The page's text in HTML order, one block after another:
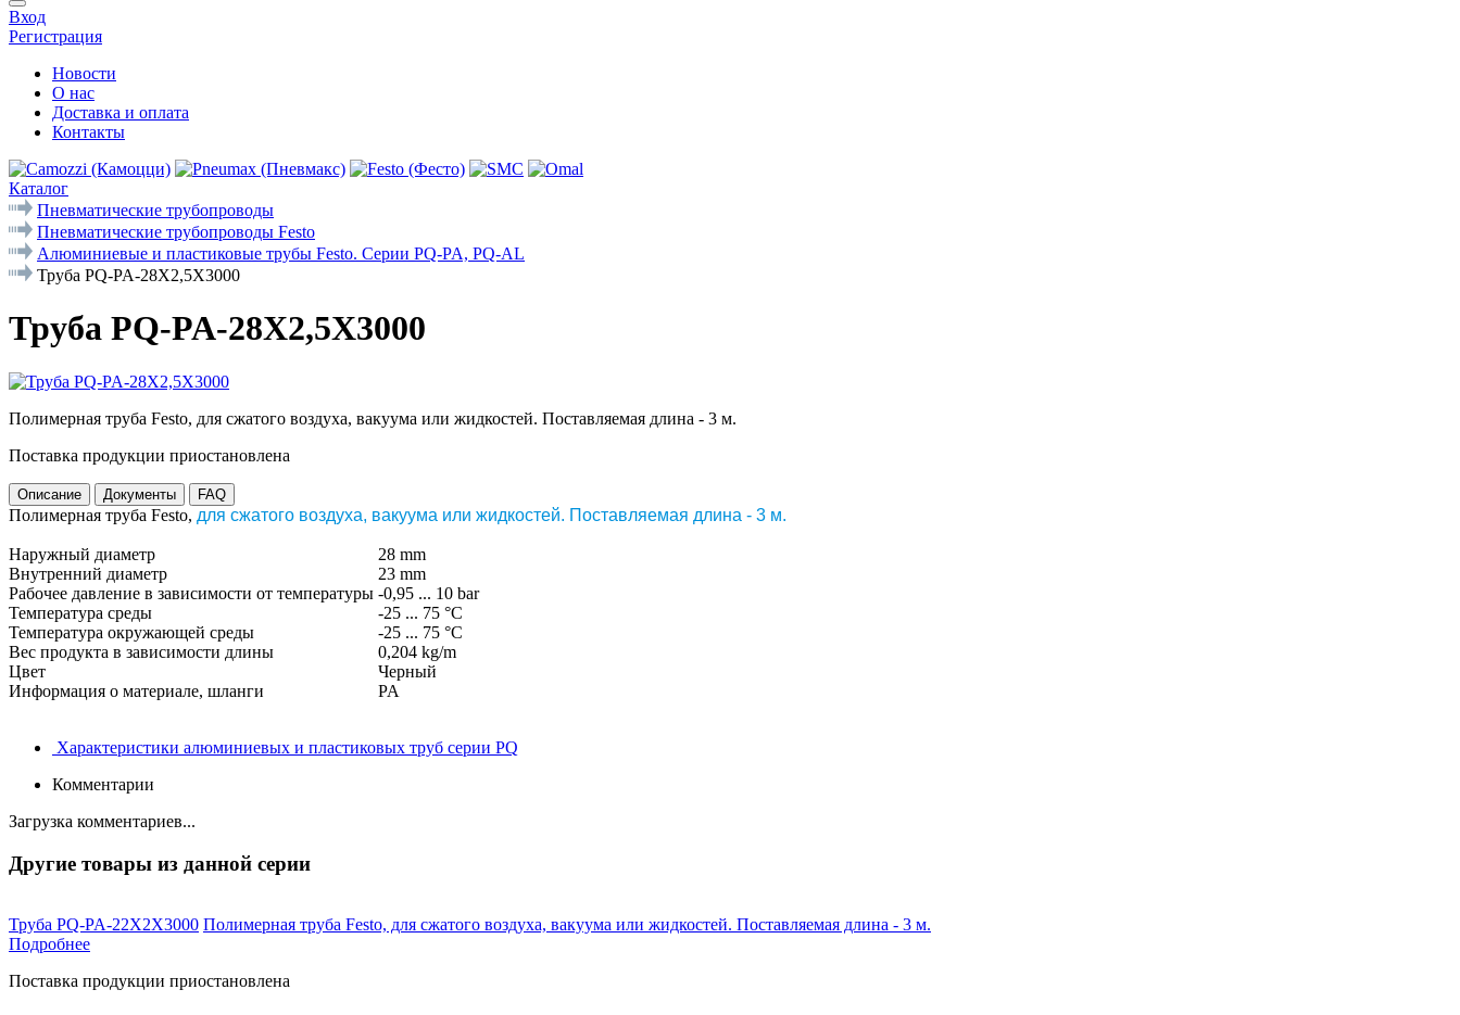
Вход
Регистрация
Новости
О нас
Доставка и оплата
Контакты
Каталог
Пневматические трубопроводы
Пневматические трубопроводы Festo
Алюминиевые и пластиковые трубы Festo. Серии PQ-PA, PQ-AL
Труба PQ-PA-28X2,5X3000
Труба PQ-PA-28X2,5X3000
Полимерная труба Festo, для сжатого воздуха, вакуума или жидкостей. Поставляемая длина - 3 м.
Поставка продукции приостановлена
Описание Документы FAQ
Полимерная труба Festo, для сжатого воздуха, вакуума или жидкостей. Поставляемая длина - 3 м.
Наружный диаметр
28 mm
Внутренний диаметр
23 mm
Рабочее давление в зависимости от температуры -0,95 ... 10 bar
Температура среды
-25 ... 75 °C
Температура окружающей среды
-25 ... 75 °C
Вес продукта в зависимости длины
0,204 kg/m
Цвет
Черный
Информация о материале, шланги
PA
Характеристики алюминиевых и пластиковых труб серии PQ
Комментарии
Загрузка комментариев...
Другие товары из данной серии
Труба PQ-PA-22X2X3000 Полимерная труба Festo, для сжатого воздуха, вакуума или жидкостей. Поставляемая длина - 3 м.
Подробнее
Поставка продукции приостановлена